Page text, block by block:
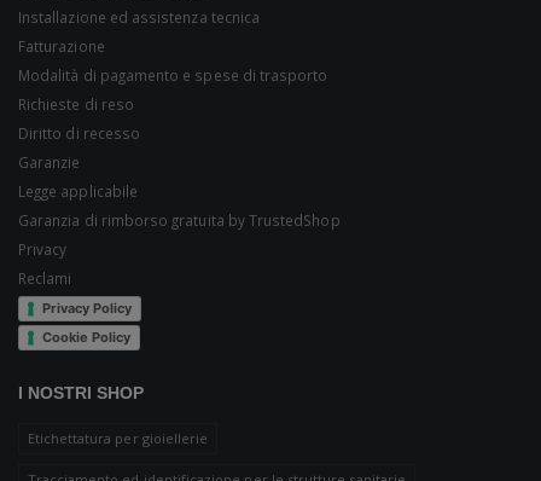
Installazione ed assistenza tecnica
Fatturazione
Modalità di pagamento e spese di trasporto
Richieste di reso
Diritto di recesso
Garanzie
Legge applicabile
Garanzia di rimborso gratuita by TrustedShop
Privacy
Reclami
Privacy Policy
Cookie Policy
I NOSTRI SHOP
Etichettatura per gioiellerie